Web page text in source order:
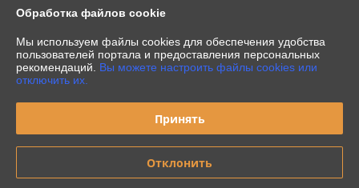
Полная версия сайта
Политика обработки cookies
Сайт создан на платформе Deal.by
Обработка файлов cookie
Мы используем файлы cookies для обеспечения удобства
пользователей портала и предоставления персональных
рекомендаций. Вы можете настроить файлы cookies или
отключить их.
Принять
Отклонить